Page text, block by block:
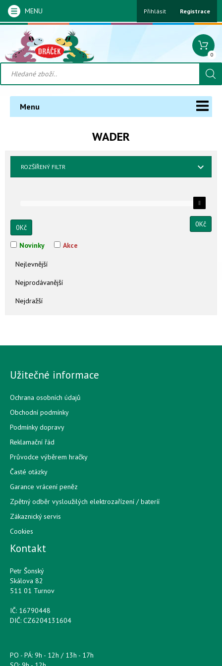
MENU Přihlásit Registrace
0
Menu
WADER
ROZŠÍŘENÝ FILTR
0Kč 0Kč
Novinky Akce
Nejlevnější
Nejprodávanější
Nejdražší
Užitečné informace
Ochrana osobních údajů
Obchodní podmínky
Podmínky dopravy
Reklamační řád
Průvodce výběrem hračky
Časté otázky
Garance vrácení peněz
Zpětný odběr vysloužilých elektrozařízení / bateríí
Zákaznický servis
Cookies
Kontakt
Petr Šonský
Skálova 82
511 01 Turnov
IČ: 16790448
DIČ: CZ6204131604
PO - PÁ: 9h - 12h / 13h - 17h